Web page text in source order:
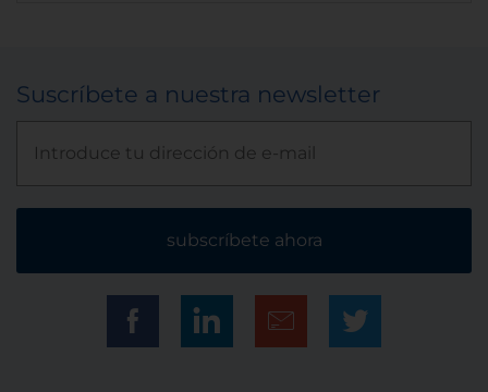
Suscríbete a nuestra newsletter
subscríbete ahora